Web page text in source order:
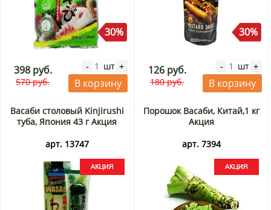
30%
398 руб.
570 руб.
- шт +
В корзину
30%
126 руб.
180 руб.
- шт +
В корзину
Васаби столовый Kinjirushi
туба, Япония 43 г Акция
арт. 13747
Порошок Васаби, Китай,1 кг
Акция
арт. 7394